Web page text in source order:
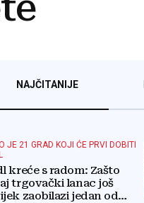
NAJČITANIJE
JE 21 GRAD KOJI ĆE PRVI DOBITI
kreće s radom: Zašto
trgovački lanac još
zaobilazi jedan od